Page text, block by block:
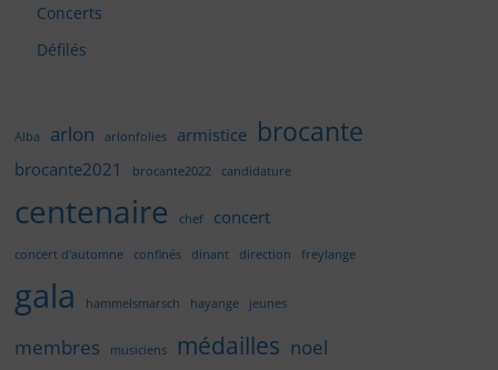
Concerts
Défilés
Alba arlon arlonfolies armistice brocante
brocante2021 brocante2022 candidature
centenaire chef concert
concert d'automne confinés dinant direction freylange
gala hammelsmarsch hayange jeunes
membres musiciens médailles noel